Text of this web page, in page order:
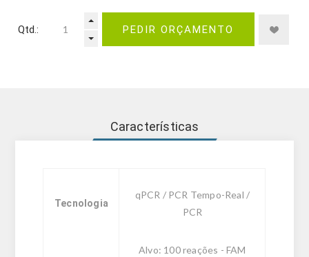
Qtd.: PEDIR ORÇAMENTO
Características
Tecnologia
qPCR / PCR Tempo-Real /
PCR
Alvo: 100 reações - FAM